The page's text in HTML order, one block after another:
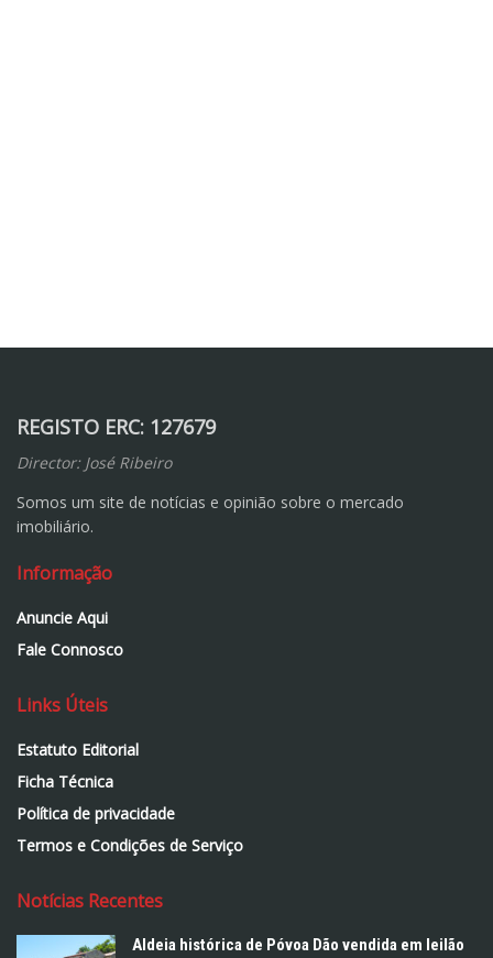
REGISTO ERC: 127679
Director: José Ribeiro
Somos um site de notícias e opinião sobre o mercado
imobiliário.
Informação
Anuncie Aqui
Fale Connosco
Links Úteis
Estatuto Editorial
Ficha Técnica
Política de privacidade
Termos e Condições de Serviço
Notícias Recentes
Aldeia histórica de Póvoa Dão vendida em leilão